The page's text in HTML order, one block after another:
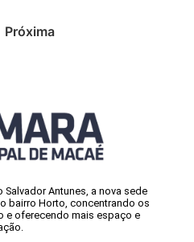
Próxima
Antunes, a nova sede
bairro Horto, concentrando os
e oferecendo mais espaço e